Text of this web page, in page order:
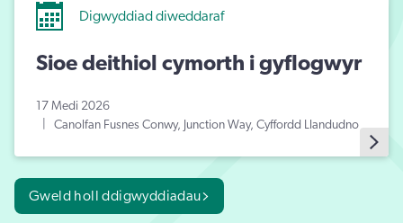
Digwyddiad diweddaraf
Sioe deithiol cymorth i gyflogwyr
17 Medi 2026
Canolfan Fusnes Conwy, Junction Way, Cyffordd Llandudno
Gweld holl ddigwyddiadau